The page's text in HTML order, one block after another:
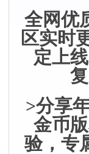
全网优
区实时
定上
>分享
金币
验，专